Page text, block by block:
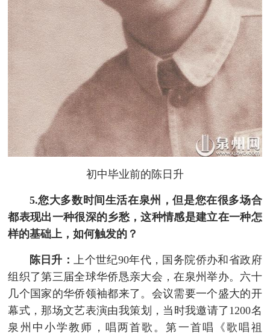
初中毕业前的陈日升
5.您大多数时间生活在泉州，但是您在很多场合
都表现出一种很深的乡愁，这种情感是建立在一种怎
样的基础上，如何触发的？
陈日升：
上个世纪90年代，国务院侨办和省政府
组织了第三届全球华侨恳亲大会，在泉州举办。六十
几个国家的华侨领袖都来了。会议需要一个盛大的开
幕式，那场文艺表演由我策划，当时我邀请了1200名
泉州中小学教师，唱两首歌。第一首唱《歌唱祖